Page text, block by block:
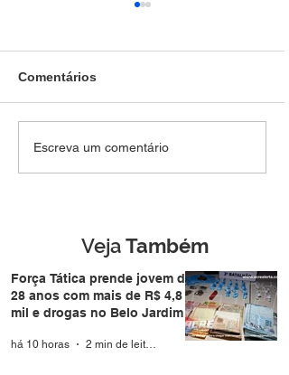
Força Tática prende
Comentários
Escreva um comentário
VejaTambém
Força Tática prende jovem de
28 anos com mais de R$ 4,8
mil e drogas no Belo Jardim I
há 10 horas 2 min de leitura